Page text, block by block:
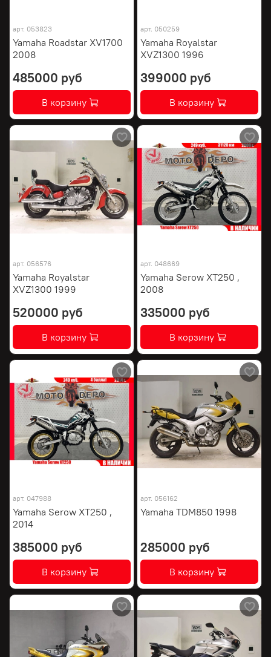
арт. 053823
Yamaha Roadstar XV1700
2008
485000 руб
В корзину
арт. 050259
Yamaha Royalstar
XVZ1300 1996
399000 руб
В корзину
арт. 056576
Yamaha Royalstar
XVZ1300 1999
520000 руб
В корзину
арт. 048669
Yamaha Serow XT250 ,
2008
335000 руб
В корзину
арт. 047988
Yamaha Serow XT250 ,
2014
385000 руб
В корзину
арт. 056162
Yamaha TDM850 1998
285000 руб
В корзину